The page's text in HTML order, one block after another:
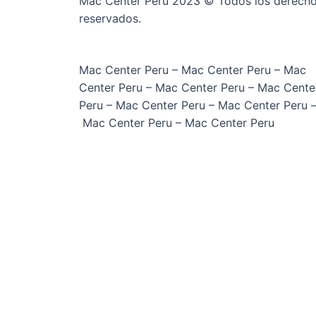
reservados.
Mac Center Peru – Mac Center Peru – Mac
Center Peru – Mac Center Peru – Mac
Peru – Mac Center Peru – Mac Center Peru –
Mac Center Peru – Mac Center Peru